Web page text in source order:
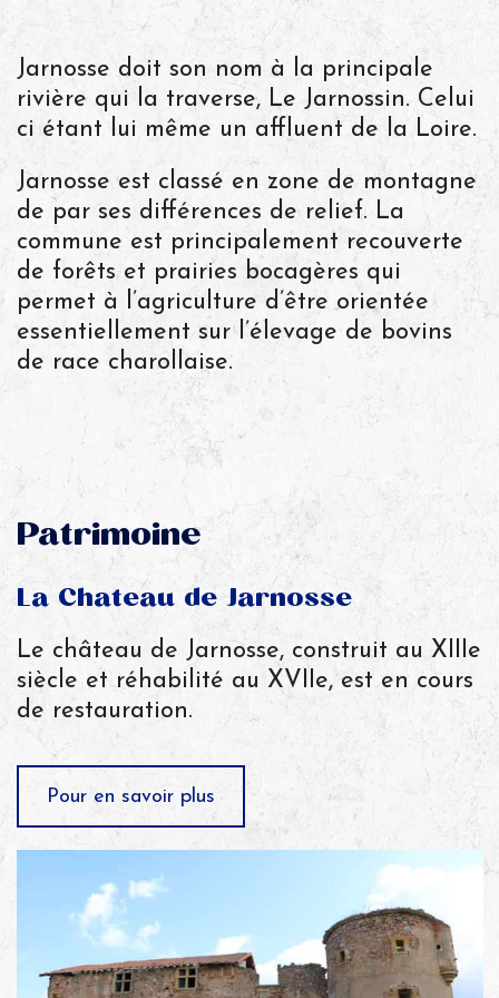
Jarnosse doit son nom à la principale
rivière qui la traverse, Le Jarnossin. Celui
ci étant lui même un affluent de la Loire.
Jarnosse est classé en zone de montagne
de par ses différences de relief. La
commune est principalement recouverte
de forêts et prairies bocagères qui
permet à l’agriculture d’être orientée
essentiellement sur l’élevage de bovins
de race charollaise.
Patrimoine
La Chateau de Jarnosse
Le château de Jarnosse, construit au XIIIe
siècle et réhabilité au XVIIe, est en cours
de restauration.
Pour en savoir plus